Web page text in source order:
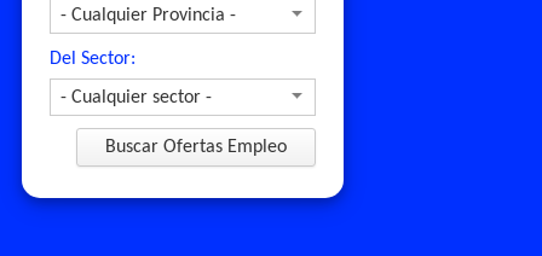
Del Sector:
Buscar Ofertas Empleo